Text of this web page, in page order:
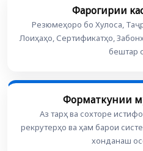
Фарогирии
Резюмеҳоро бо Хулоса,
Лоиҳаҳо, Сертификатҳо,
бештар
Форматкунии
Аз тарҳ ва сохторе
рекрутерҳо ва ҳам барои
хонданаш